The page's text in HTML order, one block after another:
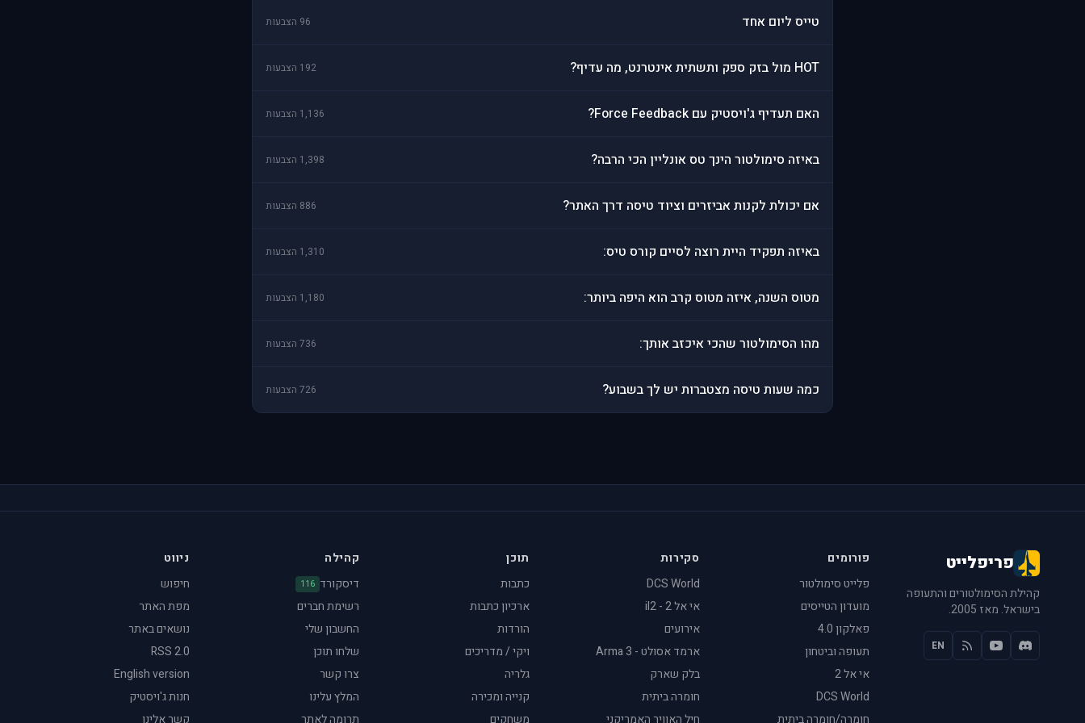
טייס ליום אחד 96 הצבעות
HOT מול בזק ספק ותשתית אינטרנט, מה עדיף? 192 הצבעות
האם תעדיף ג'ויסטיק עם Force Feedback? 1,136 הצבעות
באיזה סימולטור הינך טס אונליין הכי הרבה? 1,398 הצבעות
אם יכולת לקנות אביזרים וציוד טיסה דרך האתר? 886 הצבעות
באיזה תפקיד היית רוצה לסיים קורס טיס: 1,310 הצבעות
מטוס השנה, איזה מטוס קרב הוא היפה ביותר: 1,180 הצבעות
מהו הסימולטור שהכי איכזב אותך: 736 הצבעות
כמה שעות טיסה מצטברות יש לך בשבוע? 726 הצבעות
פריפלייט
קהילת הסימולטורים והתעופה
בישראל. מאז 2005.
EN
פורומים
פלייט סימולטור
מועדון הטייסים
פאלקון 4.0
תעופה וביטחון
אי אל 2
DCS World
חומרה/חומרה ביתית
סקירות
DCS World
אי אל 2 - il2
אירועים
ארמד אסולט - Arma 3
בלק שארק
חומרה ביתית
חיל האוויר האמריקני
תוכן
כתבות
ארכיון כתבות
הורדות
ויקי / מדריכים
גלריה
קנייה ומכירה
משחקים
קהילה
דיסקורד 116
רשימת חברים
החשבון שלי
שלחו תוכן
צרו קשר
המלץ עלינו
תרומה לאתר
ניווט
חיפוש
מפת האתר
נושאים באתר
RSS 2.0
English version
חנות ג'ויסטיק
קשר אלינו